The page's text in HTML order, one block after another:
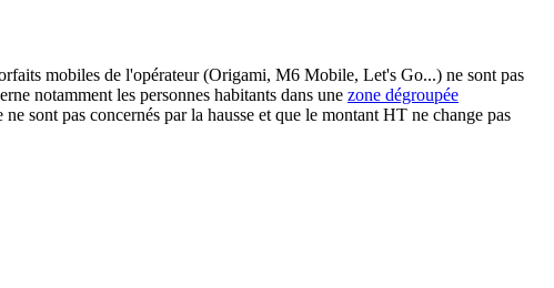
mobiles de l'opérateur (Origami, M6 Mobile, Let's Go...) ne sont pas
notamment les personnes habitants dans une zone dégroupée
sont pas concernés par la hausse et que le montant HT ne change pas